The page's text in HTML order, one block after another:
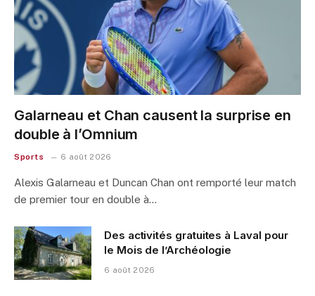
Galarneau et Chan causent la surprise en
double à l’Omnium
Sports 6 août 2026
Alexis Galarneau et Duncan Chan ont remporté leur match
de premier tour en double à…
Des activités gratuites à Laval pour
le Mois de l’Archéologie
6 août 2026